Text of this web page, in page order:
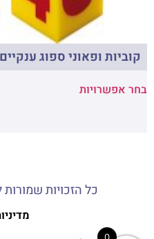
קוביות ופאוני ספוג ענקיים
בחר אפשרויות
כל הזכויות